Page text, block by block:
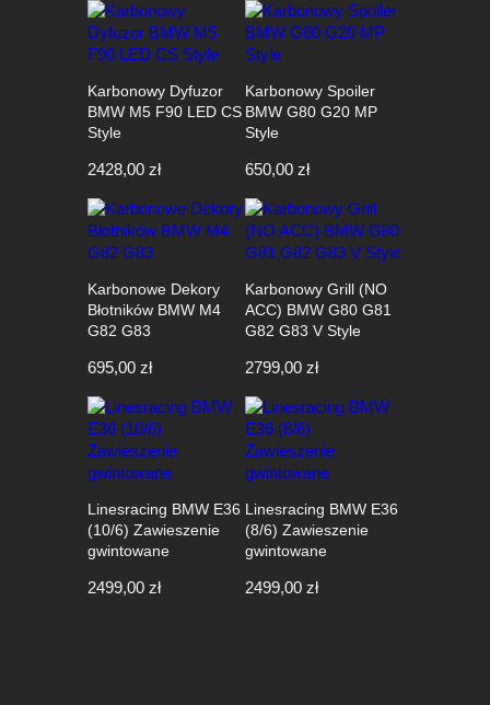
Karbonowy Dyfuzor
BMW M5 F90 LED CS
Style
2428,00 zł
Karbonowy Spoiler
BMW G80 G20 MP
Style
650,00 zł
Karbonowe Dekory
Błotników BMW M4
G82 G83
695,00 zł
Karbonowy Grill (NO
ACC) BMW G80 G81
G82 G83 V Style
2799,00 zł
Linesracing BMW E36
(10/6) Zawieszenie
gwintowane
2499,00 zł
Linesracing BMW E36
(8/6) Zawieszenie
gwintowane
2499,00 zł